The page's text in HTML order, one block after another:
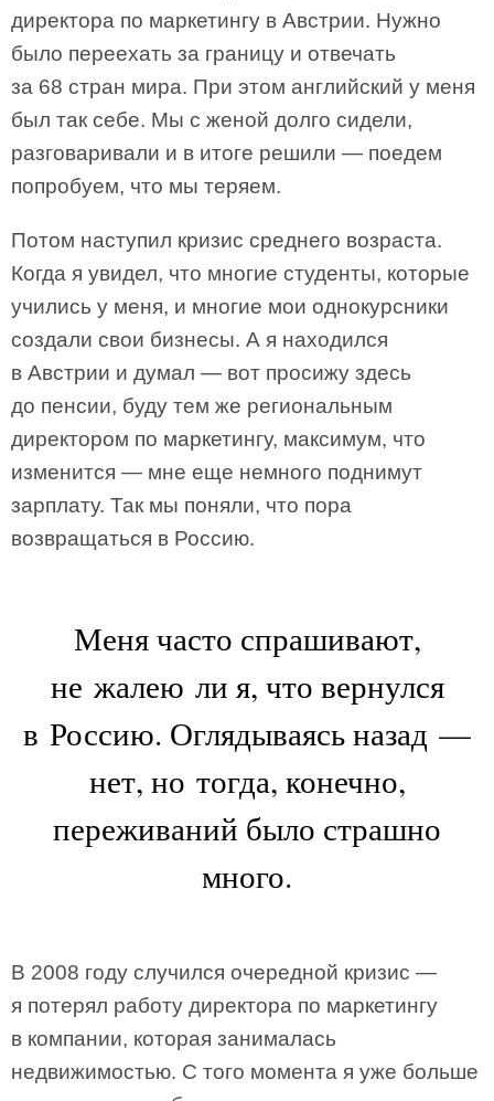
директора по маркетингу в Австрии. Нужно
было переехать за границу и отвечать
за 68 стран мира. При этом английский у меня
был так себе. Мы с женой долго сидели,
разговаривали и в итоге решили — поедем
попробуем, что мы теряем.
Потом наступил кризис среднего возраста.
Когда я увидел, что многие студенты, которые
учились у меня, и многие мои однокурсники
создали свои бизнесы. А я находился
в Австрии и думал — вот просижу здесь
до пенсии, буду тем же региональным
директором по маркетингу, максимум, что
изменится — мне еще немного поднимут
зарплату. Так мы поняли, что пора
возвращаться в Россию.
Меня часто спрашивают,
не жалею ли я, что вернулся
в Россию. Оглядываясь назад —
нет, но тогда, конечно,
переживаний было страшно
много.
В 2008 году случился очередной кризис —
я потерял работу директора по маркетингу
в компании, которая занималась
недвижимостью. С того момента я уже больше